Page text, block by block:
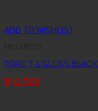
ADD TO WISHLIST
TORC T-1 GLOSS BLACK
฿ 6,500